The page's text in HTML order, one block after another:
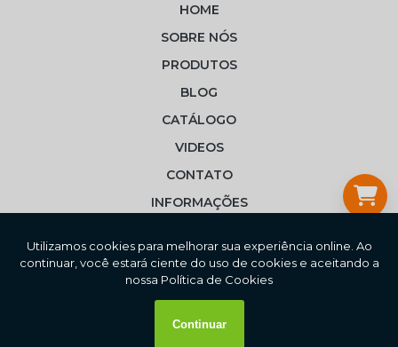
HOME
SOBRE NÓS
PRODUTOS
BLOG
CATÁLOGO
VIDEOS
CONTATO
INFORMAÇÕES
Copyright © Dieckmann. (Lei 9610 de 19/02/1998).
Todos os direitos reservados.